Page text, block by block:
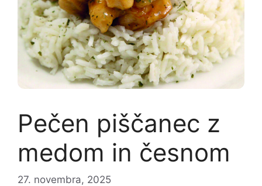
Pečen piščanec z
medom in česnom
27. novembra, 2025